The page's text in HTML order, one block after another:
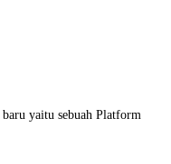
yaitu sebuah Platform